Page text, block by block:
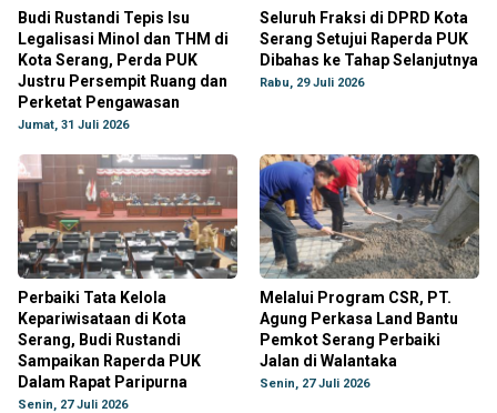
Budi Rustandi Tepis Isu
Legalisasi Minol dan THM di
Kota Serang, Perda PUK
Justru Persempit Ruang dan
Perketat Pengawasan
Jumat, 31 Juli 2026
Seluruh Fraksi di DPRD Kota
Serang Setujui Raperda PUK
Dibahas ke Tahap Selanjutnya
Rabu, 29 Juli 2026
Perbaiki Tata Kelola
Kepariwisataan di Kota
Serang, Budi Rustandi
Sampaikan Raperda PUK
Dalam Rapat Paripurna
Senin, 27 Juli 2026
Melalui Program CSR, PT.
Agung Perkasa Land Bantu
Pemkot Serang Perbaiki
Jalan di Walantaka
Senin, 27 Juli 2026